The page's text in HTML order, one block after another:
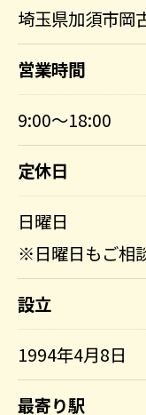
埼玉県加須市岡
営業時間
9:00～18:00
定休日
日曜日
※日曜日もご相
設立
1994年4月8日
最寄り駅